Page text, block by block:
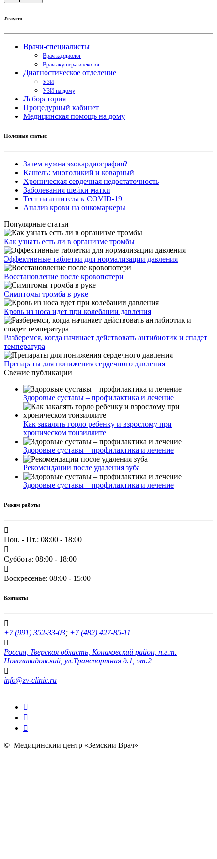
Услуги:
Врачи-специалисты
Врач кардиолог
Врач акушер-гинеколог
Диагностическое отделение
УЗИ
УЗИ на дому
Лаборатория
Процедурный кабинет
Медицинская помощь на дому
Полезные статьи:
Зачем нужна эхокардиография?
Кашель: многоликий и коварный
Хроническая сердечная недостаточность
Заболевания шейки матки
Тест на антитела к COVID-19
Анализ крови на онкомаркеры
Популярные статьи
Как узнать есть ли в организме тромбы
Эффективные таблетки для нормализации давления
Восстановление после кровопотери
Симптомы тромба в руке
Кровь из носа идет при колебании давления
Разберемся, когда начинает действовать антибиотик и спадет
температура
Препараты для понижения сердечного давления
Свежие публикации
Здоровые суставы – профилактика и лечение
Как закалять горло ребенку и взрослому при
хроническом тонзиллите
Здоровые суставы – профилактика и лечение
Рекомендации после удаления зуба
Здоровые суставы – профилактика и лечение
Режим работы
Пон. - Пт.: 08:00 - 18:00
Суббота: 08:00 - 18:00
Воскресенье: 08:00 - 15:00
Контакты
+7 (991) 352-33-03; +7 (482) 427-85-11
Россия, Тверская область, Конаковский район, п.г.т.
Новозавидовский, ул.Транспортная д.1, эт.2
info@zv-clinic.ru
© Медицинский центр «Земский Врач».